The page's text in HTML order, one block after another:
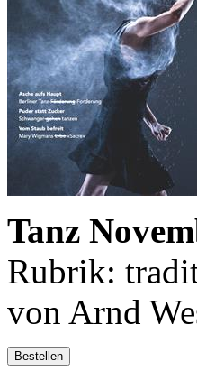
Tanz
Rubrik:
von Arnd
Bestellen